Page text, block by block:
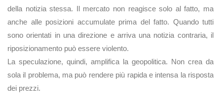
della notizia stessa. Il mercato non reagisce solo al fatto, ma
anche alle posizioni accumulate prima del fatto. Quando tutti
sono orientati in una direzione e arriva una notizia contraria, il
riposizionamento può essere violento.
La speculazione, quindi, amplifica la geopolitica. Non crea da
sola il problema, ma può rendere più rapida e intensa la risposta
dei prezzi.